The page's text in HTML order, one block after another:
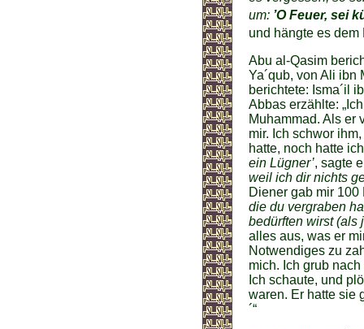
um: ’O Feuer, sei
und hängte es dem
Abu al-Qasim
Ya´qub, von Ali ibn
berichtete: Isma´il
Abbas erzählte:
Muhammad. Als er
mir. Ich schwor
hatte, noch hatte
ein Lügner’, sagte
weil ich dir nichts
Diener gab mir
die du vergraben
bedürften wirst (als
alles aus, was er
Notwendiges zu
mich. Ich grub
Ich schaute, und
waren. Er hatte sie
´“